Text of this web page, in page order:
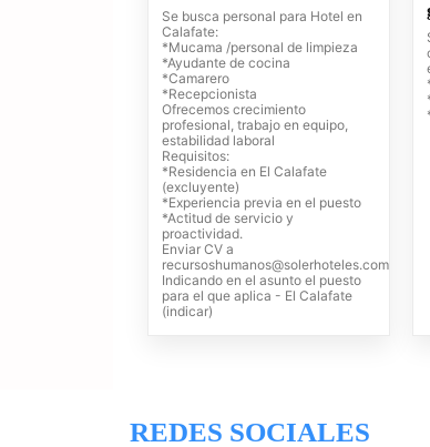
Se busca personal para Hotel en
Calafate:
*Mucama /personal de limpieza
*Ayudante de cocina
*Camarero
*Recepcionista
Ofrecemos crecimiento
profesional, trabajo en equipo,
estabilidad laboral
Requisitos:
*Residencia en El Calafate
(excluyente)
*Experiencia previa en el puesto
*Actitud de servicio y
proactividad.
Enviar CV a
recursoshumanos@solerhoteles.com
Indicando en el asunto el puesto
para el que aplica - El Calafate
(indicar)
REDES SOCIALES